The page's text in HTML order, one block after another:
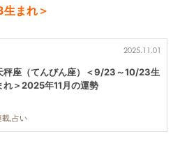
まれ＞
2025.11.01
秤座（てんびん座）＜9/23～10/23生
れ＞2025年11月の運勢
載,占い